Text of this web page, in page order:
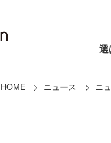
選
HOME ニュース ニ